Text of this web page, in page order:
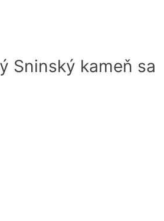
Sninský kameň sa